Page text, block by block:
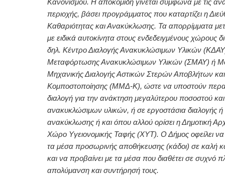
Κανονισμού. Η αποκομιδή γίνεται σύμφωνα με τις
περιοχής, βάσει προγράμματος που καταρτίζει η
Καθαριότητας και Ανακύκλωσης. Τα απορρίμματα
με ειδικά αυτοκίνητα στους ενδεδειγμένους χώρους
δηλ. Κέντρο Διαλογής Ανακυκλώσιμων Υλικών
Μεταφόρτωσης Ανακυκλώσιμων Υλικών (ΣΜΑΥ) ή
Μηχανικής Διαλογής Αστικών Στερών Αποβλήτων και
Κομποστοποίησης (ΜΜΔ-Κ), ώστε να υποστούν
διαλογή για την ανάκτηση μεγαλύτερου ποσοστού και
ανακυκλώσιμων υλικών, ή σε εργοστάσια διαλογής ή
ανακύκλωσης ή και όπου αλλού ορίσει η Δημοτική
Χώρο Υγειονομικής Ταφής (ΧΥΤ). Ο Δήμος οφείλει να
τα μέσα προσωρινής αποθήκευσης (κάδοι) σε καλή
και να προβαίνει με τα μέσα που διαθέτει σε συχνό
απολύμανση και συντήρησή τους.